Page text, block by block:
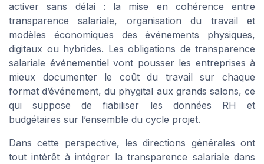
activer sans délai : la mise en cohérence entre
transparence salariale, organisation du travail et
modèles économiques des événements physiques,
digitaux ou hybrides. Les obligations de transparence
salariale événementiel vont pousser les entreprises à
mieux documenter le coût du travail sur chaque
format d’événement, du phygital aux grands salons, ce
qui suppose de fiabiliser les données RH et
budgétaires sur l’ensemble du cycle projet.
Dans cette perspective, les directions générales ont
tout intérêt à intégrer la transparence salariale dans